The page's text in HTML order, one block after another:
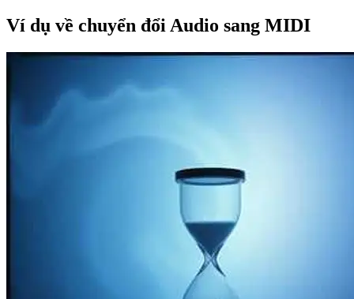
Ví dụ về chuyển đổi Audio sang MIDI